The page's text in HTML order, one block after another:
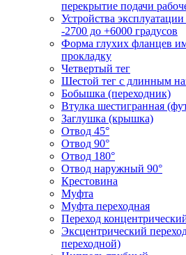
перекрытие подачи
Устройства
-2700 до +6000 градусов
Форма глухих фланцев
прокладку
Четвертый тег
Шестой тег с длинным
Бобышка (переходник)
Втулка шестигранная
Заглушка (крышка)
Отвод 45°
Отвод 90°
Отвод 180°
Отвод наружный 90°
Крестовина
Муфта
Муфта переходная
Переход
Эксцентрический
переходной)